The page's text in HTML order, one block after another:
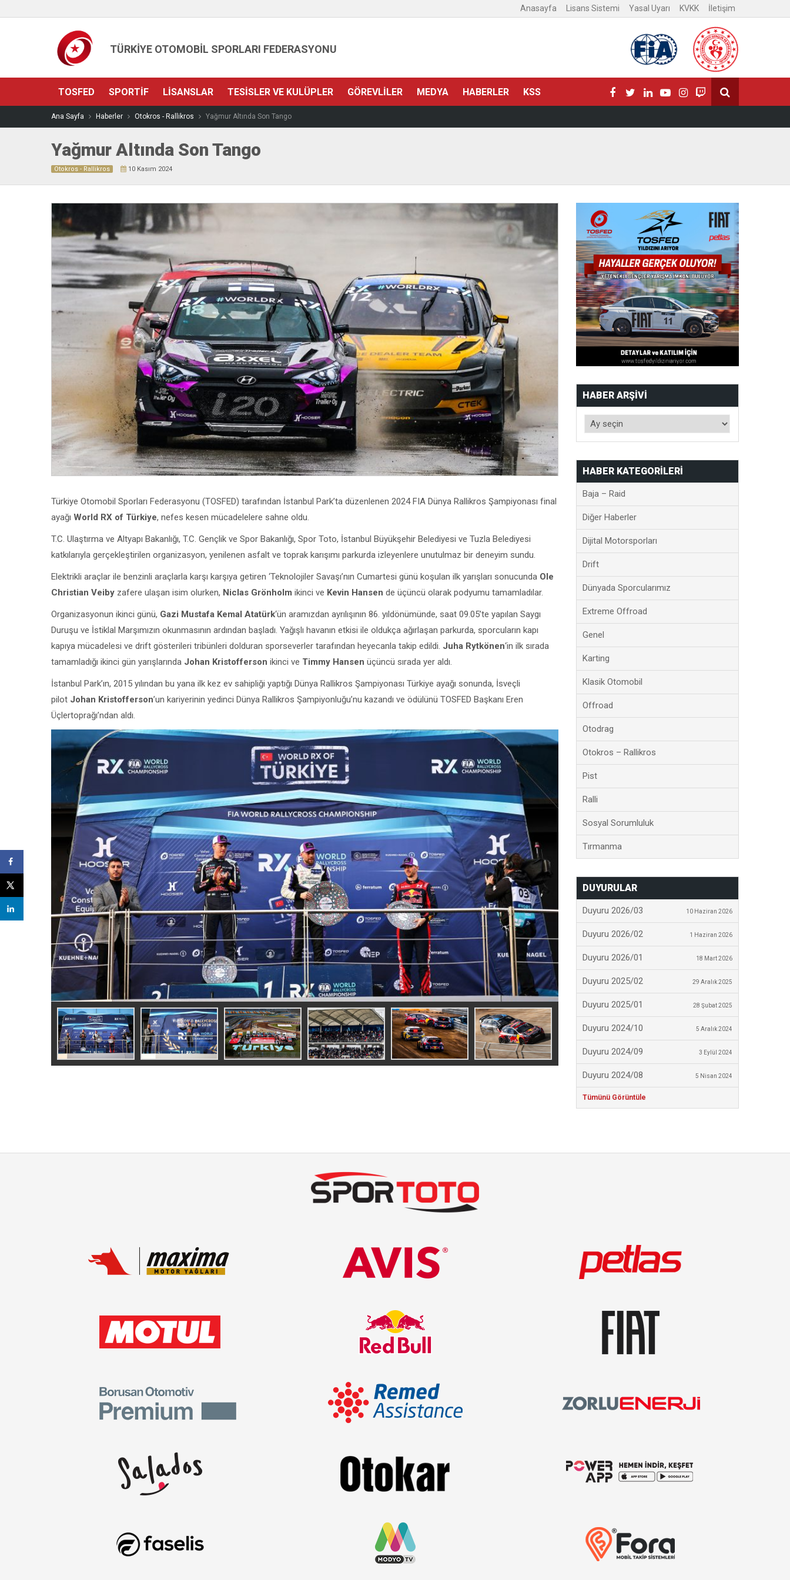
Anasayfa Lisans Sistemi Yasal Uyarı KVKK İletişim
TÜRKİYE OTOMOBİL SPORLARI FEDERASYONU
TOSFED SPORTIF LISANSLAR TESISLER VE KULÜPLER GÖREVLILER MEDYA HABERLER KSS
Ana Sayfa Haberler Otokros - Rallikros Yağmur Altında Son Tango
Yağmur Altında Son Tango
Otokros - Rallikros 10 Kasım 2024
Türkiye Otomobil Sporları Federasyonu (TOSFED) tarafından İstanbul Park’ta düzenlenen 2024 FIA Dünya Rallikros Şampiyonası final
ayağı World RX of Türkiye, nefes kesen mücadelelere sahne oldu.
T.C. Ulaştırma ve Altyapı Bakanlığı, T.C. Gençlik ve Spor Bakanlığı, Spor Toto, İstanbul Büyükşehir Belediyesi ve Tuzla Belediyesi
katkılarıyla gerçekleştirilen organizasyon, yenilenen asfalt ve toprak karışımı parkurda izleyenlere unutulmaz bir deneyim sundu.
Elektrikli araçlar ile benzinli araçlarla karşı karşıya getiren ‘Teknolojiler Savaşı’nın Cumartesi günü koşulan ilk yarışları sonucunda Ole
Christian Veiby zafere ulaşan isim olurken, Niclas Grönholm ikinci ve Kevin Hansen de üçüncü olarak podyumu tamamladılar.
Organizasyonun ikinci günü, Gazi Mustafa Kemal Atatürk‘ün aramızdan ayrılışının 86. yıldönümünde, saat 09.05’te yapılan Saygı
Duruşu ve İstiklal Marşımızın okunmasının ardından başladı. Yağışlı havanın etkisi ile oldukça ağırlaşan parkurda, sporcuların kapı
kapıya mücadelesi ve drift gösterileri tribünleri dolduran sporseverler tarafından heyecanla takip edildi. Juha Rytkönen‘in ilk sırada
tamamladığı ikinci gün yarışlarında Johan Kristofferson ikinci ve Timmy Hansen üçüncü sırada yer aldı.
İstanbul Park’ın, 2015 yılından bu yana ilk kez ev sahipliği yaptığı Dünya Rallikros Şampiyonası Türkiye ayağı sonunda, İsveçli
pilot Johan Kristofferson’un kariyerinin yedinci Dünya Rallikros Şampiyonluğu’nu kazandı ve ödülünü TOSFED Başkanı Eren
Üçlertoprağı’ndan aldı.
HABER ARŞIVI
HABER KATEGORILERI
Baja – Raid
Diğer Haberler
Dijital Motorsporları
Drift
Dünyada Sporcularımız
Extreme Offroad
Genel
Karting
Klasik Otomobil
Offroad
Otodrag
Otokros – Rallikros
Pist
Ralli
Sosyal Sorumluluk
Tırmanma
DUYURULAR
Duyuru 2026/03 10 Haziran 2026
Duyuru 2026/02 1 Haziran 2026
Duyuru 2026/01 18 Mart 2026
Duyuru 2025/02 29 Aralık 2025
Duyuru 2025/01 28 Şubat 2025
Duyuru 2024/10 5 Aralık 2024
Duyuru 2024/09 3 Eylül 2024
Duyuru 2024/08 5 Nisan 2024
Tümünü Görüntüle